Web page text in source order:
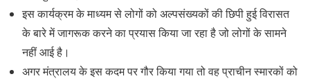
इस कार्यक्रम के माध्यम से लोगों को अल्पसंख्यकों की छिपी हुई विरासत
के बारे में जागरूक करने का प्रयास किया जा रहा है जो लोगों के सामने
नहीं आई है।
अगर मंत्रालय के इस कदम पर गौर किया गया तो वह प्राचीन स्मारकों को